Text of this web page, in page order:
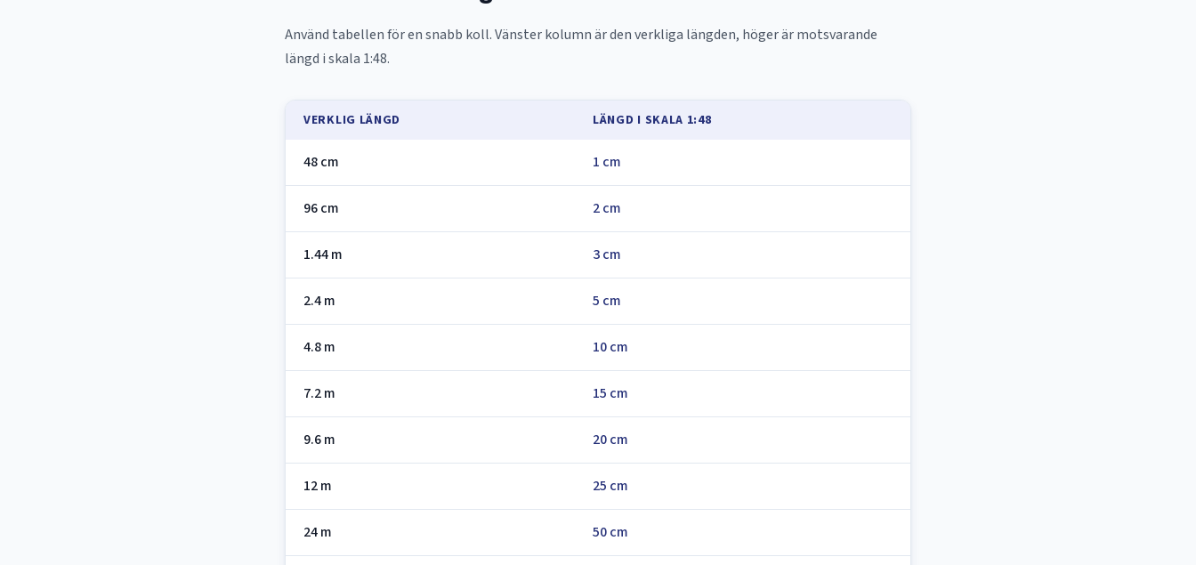
Använd tabellen för en snabb koll. Vänster kolumn är den verkliga längden, höger är motsvarande
längd i skala 1:48.
VERKLIG LÄNGD LÄNGD I SKALA 1:48
48 cm 1 cm
96 cm 2 cm
1.44 m 3 cm
2.4 m 5 cm
4.8 m 10 cm
7.2 m 15 cm
9.6 m 20 cm
12 m 25 cm
24 m 50 cm